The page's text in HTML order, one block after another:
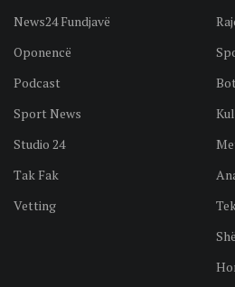
News24 Fundjavë
Oponencë
Podcast
Sport News
Studio 24
Tak Fak
Vetting